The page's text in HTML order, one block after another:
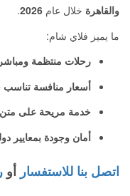
والقاهرة خلال عام 2026
.
ما يميز فلاي شام:
رحلات منتظمة
أسعار منافسة تناسب
خدمة مريحة على
أمان وجودة بمعايير
اتصل بنا للاستفسار أو